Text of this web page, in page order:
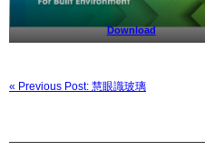
Download
« Previous Post: 慧眼識玻璃